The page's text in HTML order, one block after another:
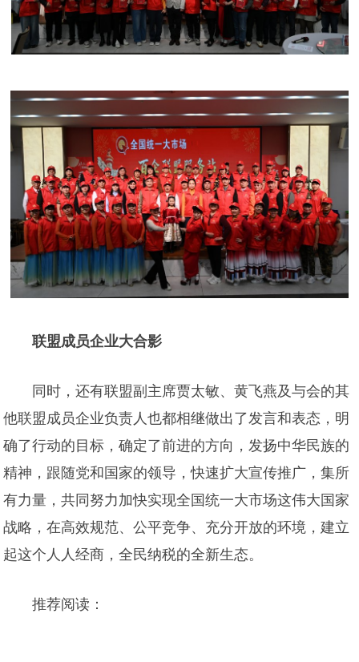
联盟成员企业大合影
同时，还有联盟副主席贾太敏、黄飞燕及与会的其
他联盟成员企业负责人也都相继做出了发言和表态，明
确了行动的目标，确定了前进的方向，发扬中华民族的
精神，跟随党和国家的领导，快速扩大宣传推广，集所
有力量，共同努力加快实现全国统一大市场这伟大国家
战略，在高效规范、公平竞争、充分开放的环境，建立
起这个人人经商，全民纳税的全新生态。
推荐阅读：